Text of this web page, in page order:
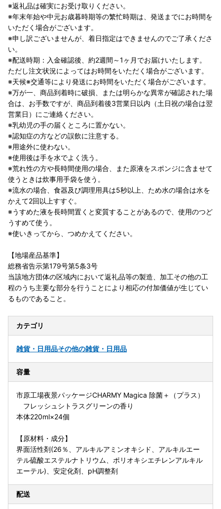
※返礼品は確実にお受け取りください。
※年末年始や中元お歳暮時期等の繁忙時期は、発送までにお時間を
いただく場合がございます。
※申し訳ございませんが、着日指定はできませんのでご了承くださ
い。
※配送時期：入金確認後、約2週間～1ヶ月でお届けいたします。
ただし注文状況によってはお時間をいただく場合がございます。
※天候※交通等により発送にお時間をいただく場合がございます。
※万が一、商品到着時に破損、または明らかな異常が確認された場
合は、お手数ですが、商品到着後3営業日以内（土日祝の場合は翌
営業日）にご連絡ください。
※乳幼児の手の届くところに置かない。
※認知症の方などの誤飲に注意する。
※用途外に使わない。
※使用後は手を水でよく洗う。
※荒れ性の方や長時間使用の場合、また原液をスポンジに含ませて
使うときは炊事用手袋を使う。
※流水の場合、食器及び調理用具は5秒以上、ため水の場合は水を
かえて2回以上すすぐ。
※うすめた液を長時間置くと変質することがあるので、使用のつど
うすめて使う。
※使いきってから、つめかえてください。
【地場産品基準】
総務省告示第179号第5条3号
当該地方団体の区域内において返礼品等の製造、加工その他の工
程のうち主要な部分を行うことにより相応の付加価値が生じてい
るものであること。
カテゴリ
雑貨・日用品その他の雑貨・日用品
容量
市原工場夜景パッケージCHARMY Magica 除菌＋（プラス）
フレッシュシトラスグリーンの香り
本体220ml×24個
【原材料・成分】
界面活性剤(26％、アルキルアミンオキシド、アルキルエー
テル硫酸エステルナトリウム、ポリオキシエチレンアルキル
エーテル)、安定化剤、pH調整剤
配送